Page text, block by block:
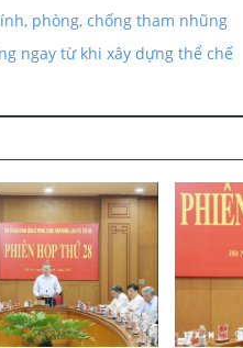
phòng, chống tham nhũng
ngay từ khi xây dựng thể chế